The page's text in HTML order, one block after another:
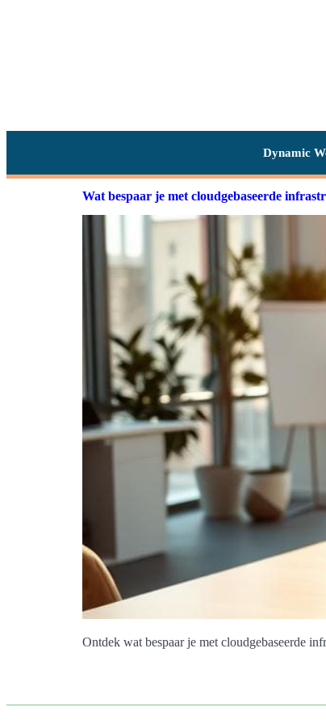
Dynamic
Wat bespaar je met cloudgebaseerde
Ontdek wat bespaar je met cloudgebaseerde